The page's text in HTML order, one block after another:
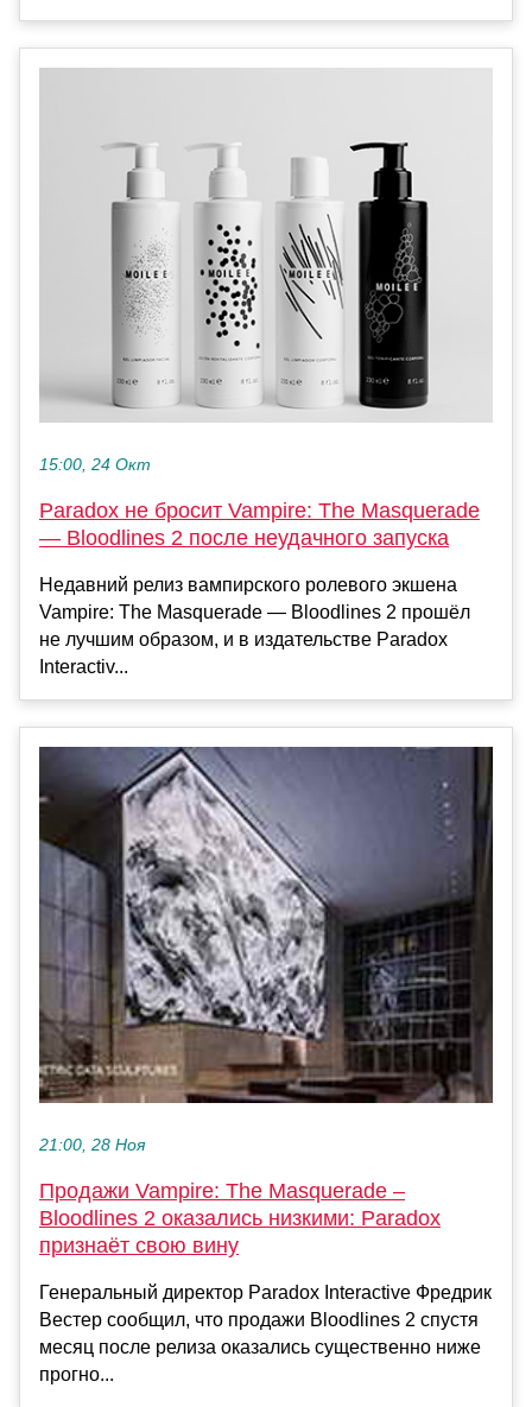
15:00, 24 Окт
Paradox не бросит Vampire: The Masquerade
— Bloodlines 2 после неудачного запуска
Недавний релиз вампирского ролевого экшена
Vampire: The Masquerade — Bloodlines 2 прошёл
не лучшим образом, и в издательстве Paradox
Interactiv...
21:00, 28 Ноя
Продажи Vampire: The Masquerade –
Bloodlines 2 оказались низкими: Paradox
признаёт свою вину
Генеральный директор Paradox Interactive Фредрик
Вестер сообщил, что продажи Bloodlines 2 спустя
месяц после релиза оказались существенно ниже
прогно...